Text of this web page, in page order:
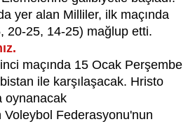
yer alan Milliler, ilk maçında
20-25, 14-25) mağlup etti.
maçında 15 Ocak Perşembe
ile karşılaşacak. Hristo
oynanacak
Voleybol Federasyonu'nun